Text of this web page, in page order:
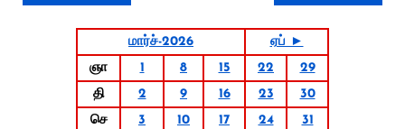
மார்ச்-2026
ஏப் ►
ஞா
1 8 15 22
29
தி
2 9 16 23
30
செ
3 10 17 24
31